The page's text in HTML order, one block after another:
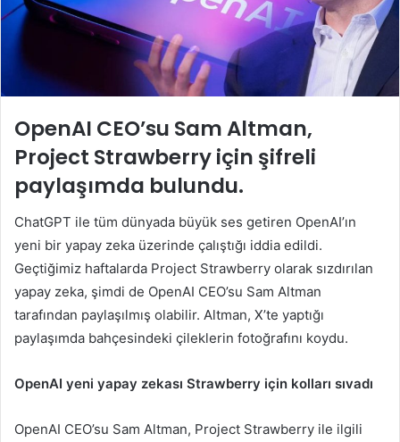
OpenAI CEO’su Sam Altman,
Project Strawberry için şifreli
paylaşımda bulundu.
ChatGPT ile tüm dünyada büyük ses getiren OpenAI’ın
yeni bir yapay zeka üzerinde çalıştığı iddia edildi.
Geçtiğimiz haftalarda Project Strawberry olarak sızdırılan
yapay zeka, şimdi de OpenAI CEO’su Sam Altman
tarafından paylaşılmış olabilir. Altman, X’te yaptığı
paylaşımda bahçesindeki çileklerin fotoğrafını koydu.
OpenAI yeni yapay zekası Strawberry için kolları sıvadı
OpenAI CEO’su Sam Altman, Project Strawberry ile ilgili